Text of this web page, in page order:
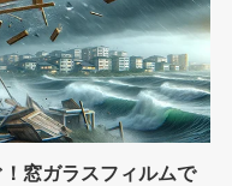
窓ガラスフィルムで